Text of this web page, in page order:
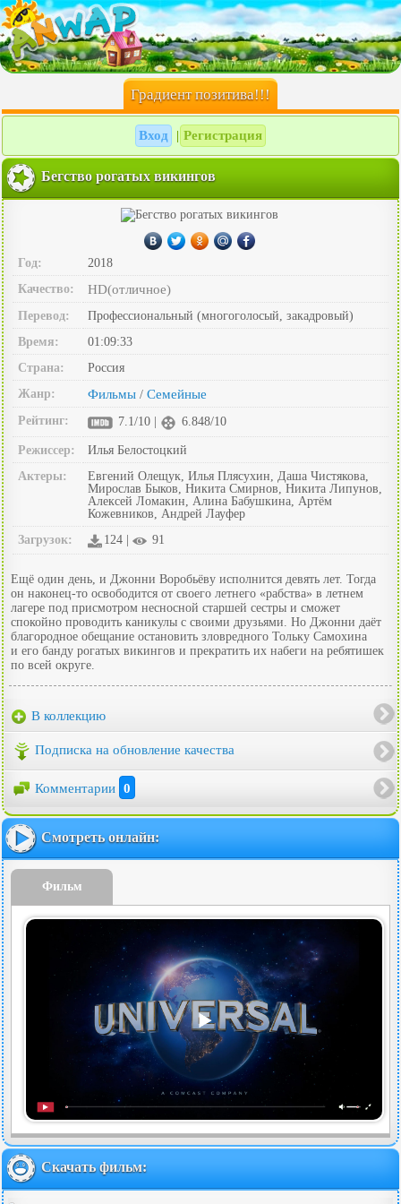
Градиент позитива!!!
Вход Регистрация
Бегство рогатых викингов
Год:
2018
Качество:
HD(отличное)
Перевод:
Профессиональный (многоголосый, закадровый)
Время:
01:09:33
Страна:
Россия
Жанр:
Фильмы / Семейные
Рейтинг: 7.1/10 | 6.848/10
Режиссер:
Илья Белостоцкий
Актеры:
Евгений Олещук, Илья Плясухин, Даша Чистякова,
Мирослав Быков, Никита Смирнов, Никита Липунов,
Алексей Ломакин, Алина Бабушкина, Артём
Кожевников, Андрей Лауфер
Загрузок:
124 | 91
Ещё один день, и Джонни Воробьёву исполнится девять лет. Тогда
он наконец-то освободится от своего летнего «рабства» в летнем
лагере под присмотром несносной старшей сестры и сможет
спокойно проводить каникулы с своими друзьями. Но Джонни даёт
благородное обещание остановить зловредного Тольку Самохина
и его банду рогатых викингов и прекратить их набеги на ребятишек
по всей округе.
В коллекцию
Подписка на обновление качества
Комментарии 0
Смотреть онлайн:
Фильм
Скачать фильм: